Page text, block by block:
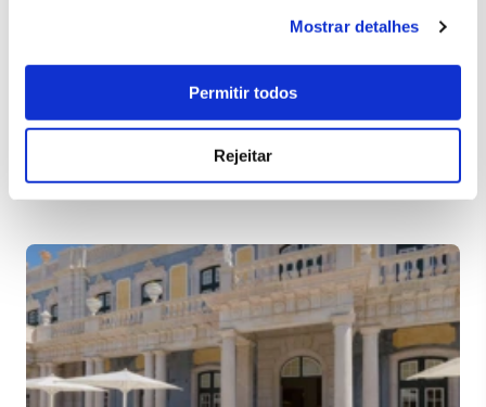
Mostrar detalhes
Permitir todos
Rejeitar
Palácio Nacional e Jardins de Queluz
Com uma esplanada disposta no terraço do Pavilhão Robillion
perspetiva dos jardins, com vista sobre o Canal dos Azulejos,
este espaço dispõe de serviços de cafetaria e de restaurante.
>Temporariamente encerrada